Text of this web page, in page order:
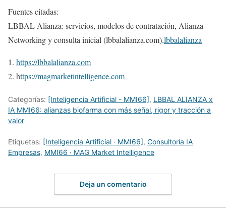
Fuentes citadas:
LBBAL Alianza: servicios, modelos de contratación, Alianza
Networking y consulta inicial (lbbalalianza.com).lbbalalianza
https://lbbalalianza.com
https://magmarketintelligence.com
Categorías: [Inteligencia Artificial - MMI66], LBBAL ALIANZA x
IA MMI66: alianzas biofarma con más señal, rigor y tracción a
valor
Etiquetas: [Inteligencia Artificial · MMI66], Consultoría IA
Empresas, MMI66 · MAG Market Intelligence
Deja un comentario